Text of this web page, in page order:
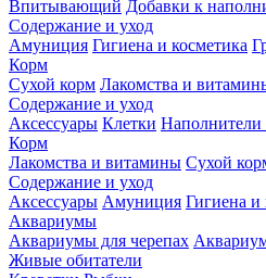
Впитывающий Добавки к
Содержание и уход
Амуниция Гигиена и косметика
Корм
Сухой корм Лакомства и
Содержание и уход
Аксессуары Клетки Наполнители
Корм
Лакомства и витамины Сухой
Содержание и уход
Аксессуары Амуниция Гигиена и
Аквариумы
Аквариумы для черепах
Живые обитатели